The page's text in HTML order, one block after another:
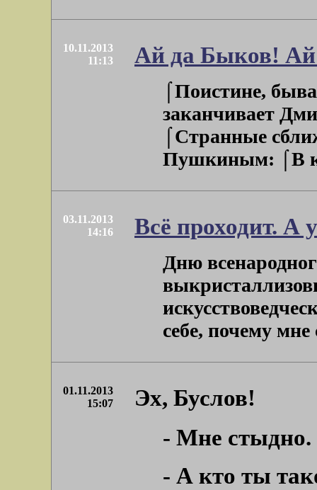
10.11.2013
11:13
Ай да Быков! Ай
⌠Поистине,
заканчивает
⌠Странные
Пушкиным: ⌠В
03.11.2013
14:16
Всё проходит. А
Дню
себе, почему
01.11.2013
15:07
Эх, Буслов!
- Мне стыдно.
- А кто ты